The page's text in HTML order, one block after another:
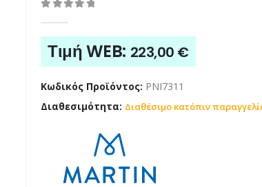
Τιμή WEB: 223,00 €
Κωδικός Προϊόντος: PNI7311
Διαθεσιμότητα: Διαθέσιμο κατόπιν